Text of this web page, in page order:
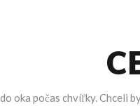
oka počas chvíľky. Chceli